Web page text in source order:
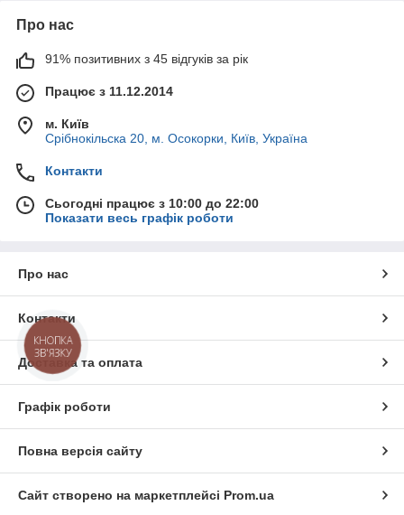
Про нас
91% позитивних з 45 відгуків за рік
Працює з 11.12.2014
м. Київ
Срібнокільска 20, м. Осокорки, Київ, Україна
Контакти
Сьогодні працює з 10:00 до 22:00
Показати весь графік роботи
Про нас
Контакти
Доставка та оплата
Графік роботи
Повна версія сайту
Сайт створено на маркетплейсі Prom.ua
КНОПКА
ЗВ'ЯЗКУ